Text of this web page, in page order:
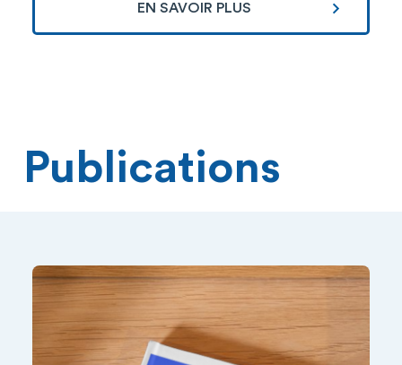
EN SAVOIR PLUS
Publications